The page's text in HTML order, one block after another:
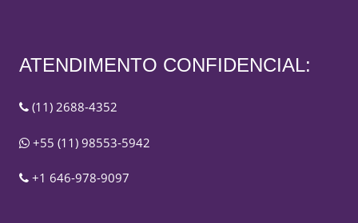
ATENDIMENTO CONFIDENCIAL:
(11) 2688-4352
+55 (11) 98553-5942
+1 646-978-9097